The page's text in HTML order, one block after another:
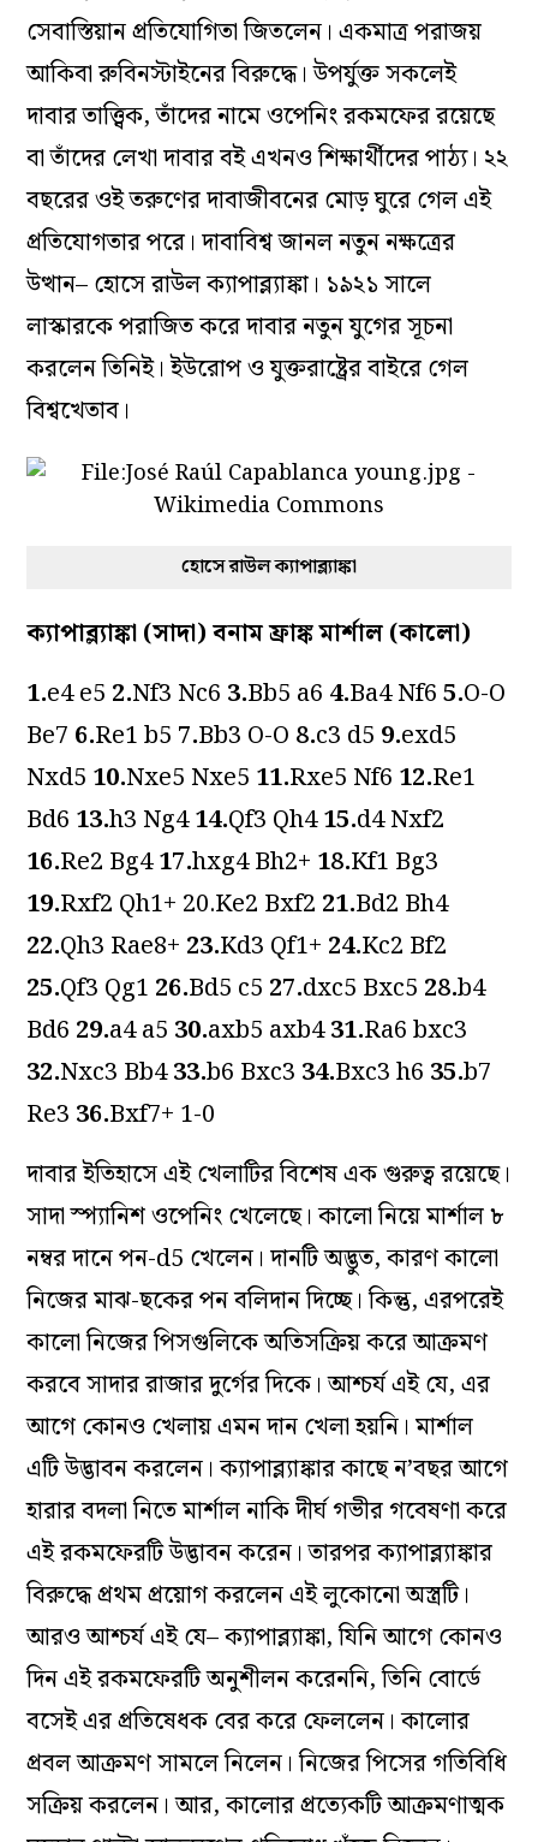
সেবাস্তিয়ান প্রতিযোগিতা জিতলেন। একমাত্র পরাজয়
আকিবা রুবিনস্টাইনের বিরুদ্ধে। উপর্যুক্ত সকলেই
দাবার তাত্ত্বিক, তাঁদের নামে ওপেনিং রকমফের রয়েছে
বা তাঁদের লেখা দাবার বই এখনও শিক্ষার্থীদের পাঠ্য। ২২
বছরের ওই তরুণের দাবাজীবনের মোড় ঘুরে গেল এই
প্রতিযোগতার পরে। দাবাবিশ্ব জানল নতুন নক্ষত্রের
উত্থান– হোসে রাউল ক্যাপাব্ল্যাঙ্কা। ১৯২১ সালে
লাস্কারকে পরাজিত করে দাবার নতুন যুগের সূচনা
করলেন তিনিই। ইউরোপ ও যুক্তরাষ্ট্রের বাইরে গেল
বিশ্বখেতাব।
হোসে রাউল ক্যাপাব্ল্যাঙ্কা
ক্যাপাব্ল্যাঙ্কা (সাদা) বনাম ফ্রাঙ্ক মার্শাল (কালো)
1.e4 e5 2.Nf3 Nc6 3.Bb5 a6 4.Ba4 Nf65.O-O
Be7 6.Re1 b5 7.Bb3 O-O 8.c3 d5 9.exd5
Nxd5 10.Nxe5 Nxe5 11.Rxe5 Nf6 12.Re1
Bd6 13.h3 Ng414.Qf3 Qh415.d4 Nxf2
16.Re2 Bg417.hxg4 Bh2+ 18.Kf1 Bg3
19.Rxf2 Qh1+ 20.Ke2 Bxf2 21.Bd2 Bh4
22.Qh3 Rae8+ 23.Kd3 Qf1+ 24.Kc2 Bf2
25.Qf3 Qg1 26.Bd5 c5 27.dxc5 Bxc5 28.b4
Bd6 29.a4 a5 30.axb5 axb431.Ra6 bxc3
32.Nxc3 Bb433.b6 Bxc3 34.Bxc3 h6 35.b7
Re3 36.Bxf7+ 1-0
দাবার ইতিহাসে এই খেলাটির বিশেষ এক গুরুত্ব রয়েছে।
সাদা স্প্যানিশ ওপেনিং খেলেছে। কালো নিয়ে মার্শাল ৮
নম্বর দানে পন-d5 খেলেন। দানটি অদ্ভুত, কারণ কালো
নিজের মাঝ-ছকের পন বলিদান দিচ্ছে। কিন্তু, এরপরেই
কালো নিজের পিসগুলিকে অতিসক্রিয় করে আক্রমণ
করবে সাদার রাজার দুর্গের দিকে। আশ্চর্য এই যে, এর
আগে কোনও খেলায় এমন দান খেলা হয়নি। মার্শাল
এটি উদ্ভাবন করলেন। ক্যাপাব্ল্যাঙ্কার কাছে ন’বছর আগে
হারার বদলা নিতে মার্শাল নাকি দীর্ঘ গভীর গবেষণা করে
এই রকমফেরটি উদ্ভাবন করেন। তারপর ক্যাপাব্ল্যাঙ্কার
বিরুদ্ধে প্রথম প্রয়োগ করলেন এই লুকোনো অস্ত্রটি।
আরও আশ্চর্য এই যে– ক্যাপাব্ল্যাঙ্কা, যিনি আগে কোনও
দিন এই রকমফেরটি অনুশীলন করেননি, তিনি বোর্ডে
বসেই এর প্রতিষেধক বের করে ফেললেন। কালোর
প্রবল আক্রমণ সামলে নিলেন। নিজের পিসের গতিবিধি
সক্রিয় করলেন। আর, কালোর প্রত্যেকটি আক্রমণাত্মক